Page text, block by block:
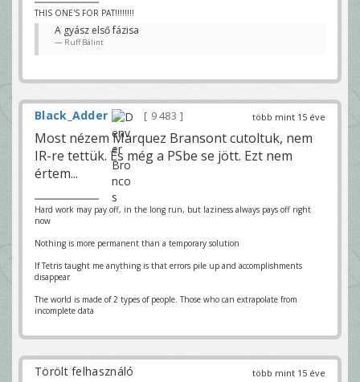
THIS ONE'S FOR PAT!!!!!!!!
A gyász első fázisa
Ruff Bálint
több mint 15 éve
Black_Adder 9 483
Most nézem Marquez Bransont cutoltuk, nem
IR-re tettük. És még a PSbe se jött. Ezt nem
értem...
Hard work may pay off, in the long run, but laziness always pays off right
now
Nothing is more permanent than a temporary solution
If Tetris taught me anything is that errors pile up and accomplishments
disappear
The world is made of 2 types of people. Those who can extrapolate from
incomplete data
több mint 15 éve
Törölt felhasználó